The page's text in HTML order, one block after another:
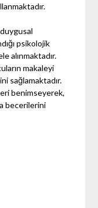
duygusal
psikolojik
alınmaktadır.
makaleyi
sağlamaktadır.
benimseyerek,
becerilerini